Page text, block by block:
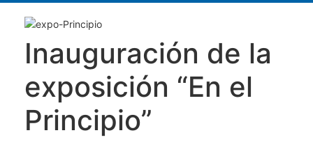
Inauguración de la
exposición “En el
Principio”